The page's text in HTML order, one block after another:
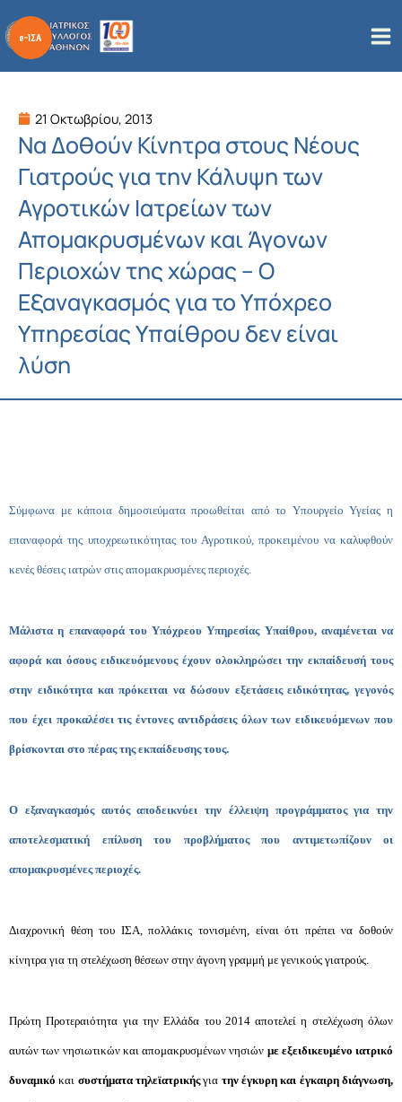
στο
περιεχόμενο
21 Οκτωβρίου, 2013
Να Δοθούν Κίνητρα στους Νέους
Γιατρούς για την Κάλυψη των
Αγροτικών Ιατρείων των
Απομακρυσμένων και Άγονων
Περιοχών της χώρας – Ο
Εξαναγκασμός για το Υπόχρεο
Υπηρεσίας Υπαίθρου δεν είναι
λύση
Σύμφωνα με κάποια δημοσιεύματα προωθείται από το Υπουργείο Υγείας η
επαναφορά της υποχρεωτικότητας του Αγροτικού, προκειμένου να καλυφθούν
κενές θέσεις ιατρών στις απομακρυσμένες περιοχές.
Μάλιστα η επαναφορά του Υπόχρεου Υπηρεσίας Υπαίθρου, αναμένεται να
αφορά και όσους ειδικευόμενους έχουν ολοκληρώσει την εκπαίδευσή τους
στην ειδικότητα και πρόκειται να δώσουν εξετάσεις ειδικότητας, γεγονός
που έχει προκαλέσει τις έντονες αντιδράσεις όλων των ειδικευόμενων που
βρίσκονται στο πέρας της εκπαίδευσης τους.
Ο εξαναγκασμός αυτός αποδεικνύει την έλλειψη προγράμματος για την
αποτελεσματική επίλυση του προβλήματος που αντιμετωπίζουν οι
απομακρυσμένες περιοχές.
Διαχρονική θέση του ΙΣΑ, πολλάκις τονισμένη, είναι ότι πρέπει να δοθούν
κίνητρα για τη στελέχωση θέσεων στην άγονη γραμμή με γενικούς γιατρούς.
Πρώτη Προτεραιότητα για την Ελλάδα του 2014 αποτελεί η στελέχωση όλων
αυτών των νησιωτικών και απομακρυσμένων νησιών με εξειδικευμένο ιατρικό
δυναμικό και συστήματα τηλεϊατρικήςγια την έγκυρη και έγκαιρη διάγνωση,